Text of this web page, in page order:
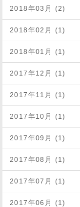
2018年03月 (2)
2018年02月 (1)
2018年01月 (1)
2017年12月 (1)
2017年11月 (1)
2017年10月 (1)
2017年09月 (1)
2017年08月 (1)
2017年07月 (1)
2017年06月 (1)